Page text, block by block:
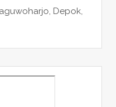
Depok,